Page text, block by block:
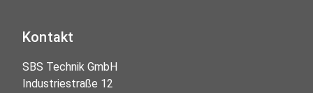
Kontakt
SBS Technik GmbH
Industriestraße 12